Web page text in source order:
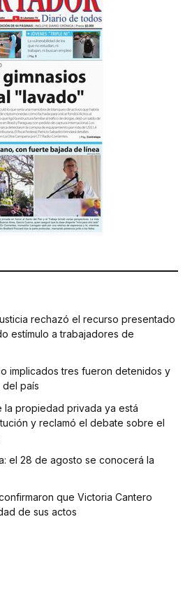
rechazó el recurso presentado
estímulo a trabajadores de
implicados tres fueron detenidos y
país
la propiedad privada ya está
y reclamó el debate sobre el
el 28 de agosto se conocerá la
que Victoria Cantero
de sus actos